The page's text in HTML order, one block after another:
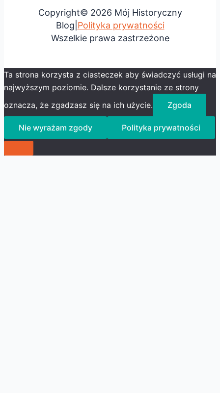
Copyright© 2026 Mój Historyczny
Blog| Polityka prywatności
Wszelkie prawa zastrzeżone
Ta strona korzysta z ciasteczek aby świadczyć usługi na
najwyższym poziomie. Dalsze korzystanie ze strony
oznacza, że zgadzasz się na ich użycie.
Zgoda
Nie wyrażam zgody Polityka prywatności